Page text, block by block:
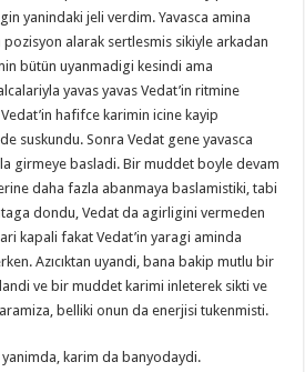
yanindaki jeli verdim. Yavasca amina
alarak sertlesmis sikiyle arkadan
bütün uyanmadigi kesindi ama
yavas yavas Vedat’in ritmine
hafifce karimin icine kayip
suskundu. Sonra Vedat gene yavasca
girmeye basladi. Bir muddet boyle devam
daha fazla abanmaya baslamistiki, tabi
dondu, Vedat da agirligini vermeden
kapali fakat Vedat’in yaragi aminda
Azıcıktan uyandi, bana bakip mutlu bir
ve bir muddet karimi inleterek sikti ve
belliki onun da enerjisi tukenmisti.
karim da banyodaydi.